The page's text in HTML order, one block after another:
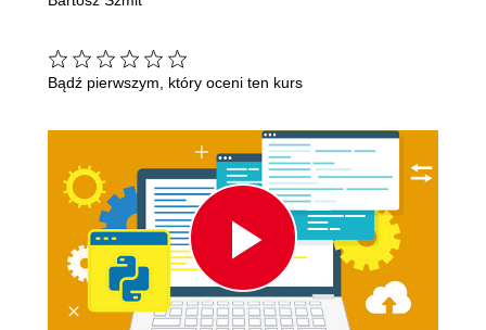
Bądź pierwszym, który oceni ten kurs
Play